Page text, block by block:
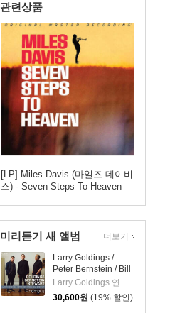
관련상품
[LP] Miles Davis (마일즈 데이비
스) - Seven Steps To Heaven
미리듣기 새 앨범
Larry Goldings /
Peter Bernstein / Bill
Stewart (래리 골딩스
/ 피터 번스타인 / 빌
스튜어트) - Rhombus
Larry Goldings 연주 외 2명
30,600원 (19% 할인)
더보기